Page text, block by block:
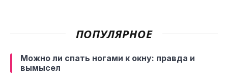
ПОПУЛЯРНОЕ
Можно ли спать ногами к окну: правда и
вымысел